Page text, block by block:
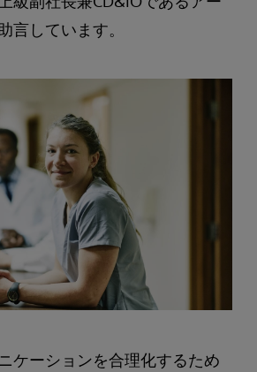
言しています。
ケーションを合理化するため